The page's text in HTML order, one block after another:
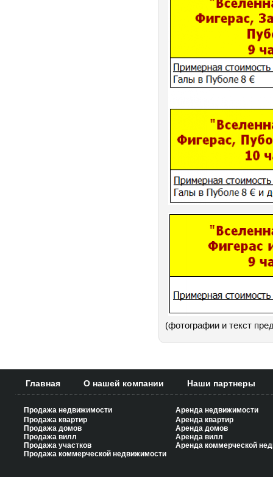
(фотографии и текст
Главная О нашей компании Наши партнеры
Продажа недвижимости
Продажа квартир
Продажа домов
Продажа вилл
Продажа участков
Продажа коммерческой недвижимости
Аренда недвижимости
Аренда квартир
Аренда домов
Аренда вилл
Аренда коммерческой